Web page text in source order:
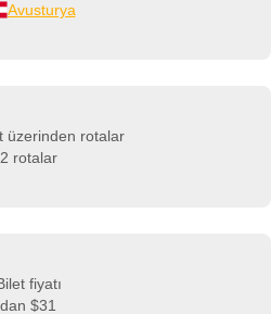
Avusturya
üzerinden rotalar
2 rotalar
fiyatı
dan $31